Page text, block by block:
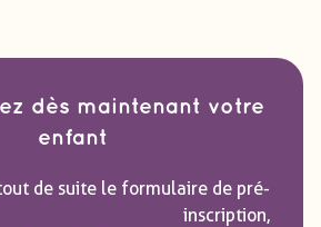
dès maintenant votre
enfant
de suite le formulaire de pré-
inscription,